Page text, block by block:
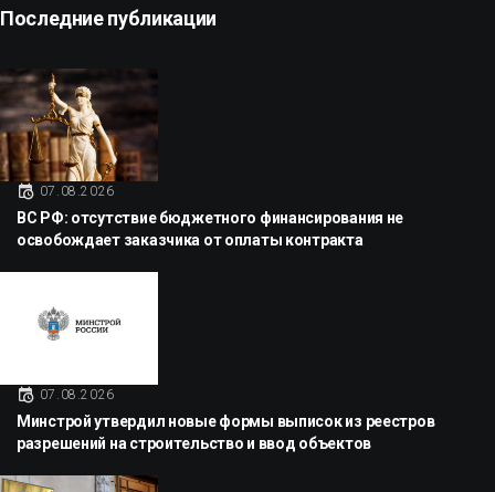
Последние публикации
07.08.2026
ВС РФ: отсутствие бюджетного финансирования не
освобождает заказчика от оплаты контракта
07.08.2026
Минстрой утвердил новые формы выписок из реестров
разрешений на строительство и ввод объектов